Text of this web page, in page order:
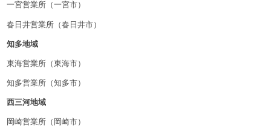
一宮営業所（一宮市）
春日井営業所（春日井市）
知多地域
東海営業所（東海市）
知多営業所（知多市）
西三河地域
岡崎営業所（岡崎市）